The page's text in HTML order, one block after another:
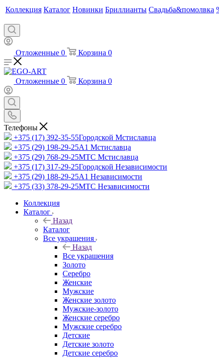
Коллекция Каталог Новинки Бриллианты Свадьба&помолвка
Отложенные 0 Корзина 0
Отложенные 0 Корзина 0
Телефоны
+375 (17) 392-35-55Городской Мстиславца
+375 (29) 198-29-25A1 Мстиславца
+375 (29) 768-29-25МТС Мстиславца
+375 (17) 317-29-25Городской Независимости
+375 (29) 188-29-25A1 Независимости
+375 (33) 378-29-25МТС Независимости
Коллекция
Каталог
Назад
Каталог
Все украшения
Назад
Все украшения
Золото
Серебро
Женские
Мужские
Женские золото
Мужские-золото
Женские серебро
Мужские серебро
Детские
Детские золото
Детские серебро